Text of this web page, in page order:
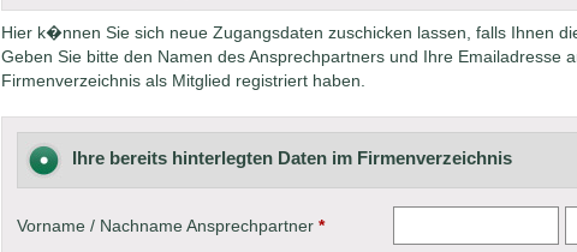
Hier k�nnen Sie sich neue Zugangsdaten zuschicken lassen, falls Ihnen
Geben Sie bitte den Namen des Ansprechpartners und Ihre Emailadresse
Firmenverzeichnis als Mitglied registriert haben.
Ihre bereits hinterlegten Daten im Firmenverzeichnis
Vorname / Nachname Ansprechpartner *